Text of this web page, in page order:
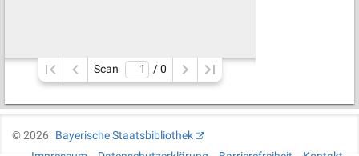
Scan / 0
©2026
Bayerische Staatsbibliothek